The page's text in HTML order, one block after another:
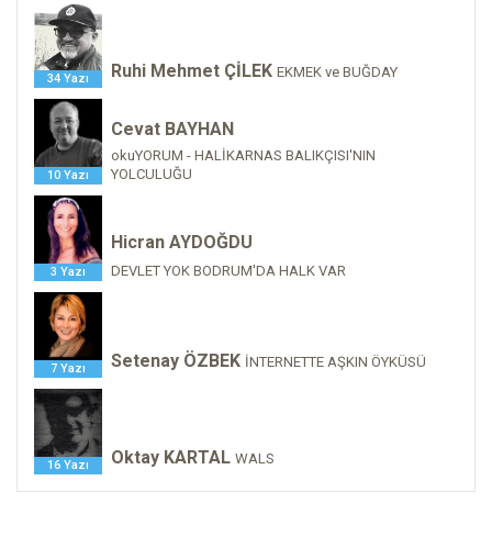
34 Yazı Ruhi Mehmet ÇİLEK EKMEK ve BUĞDAY
10 Yazı
Cevat BAYHAN
okuYORUM - HALİKARNAS BALIKÇISI'NIN
YOLCULUĞU
3 Yazı
Hicran AYDOĞDU
DEVLET YOK BODRUM'DA HALK VAR
7 Yazı Setenay ÖZBEK İNTERNETTE AŞKIN ÖYKÜSÜ
16 Yazı Oktay KARTAL WALS